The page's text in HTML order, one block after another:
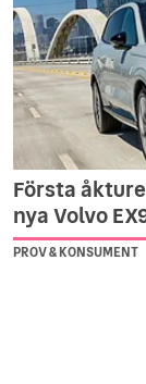
Första
nya Volvo
PROV & KONSUMENT